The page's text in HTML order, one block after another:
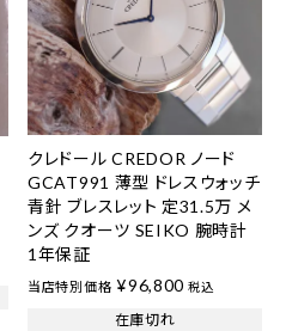
クレドール CREDOR ノード
GCAT991 薄型 ドレスウォッチ
青針 ブレスレット 定31.5万 メ
ンズ クオーツ SEIKO 腕時計
1年保証
当店特別価格 ¥96,800 税込
在庫切れ